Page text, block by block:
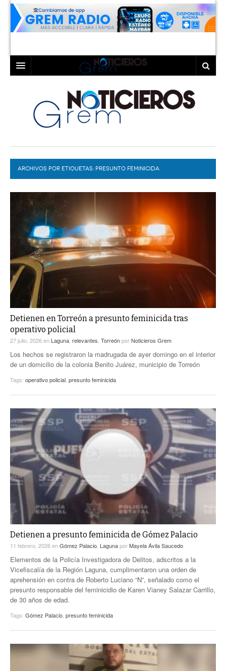
LAGUNA
TORREÓN
GÓMEZ PALACIO
LERDO
COAHUILA
DURANGO
DEPORTES
EXA
EL EXACTO
EXA INFORMA
GLOBO
CONTEXTOS
TRAYECTO LAGUNA
A MEDIA MAÑANA
A TODA LEY
ENTRE LAGUNEROS
DIÁLOGOS CON LA HISTORIA
TWEETS AND BEATS
LA MEJOR 97.1 ESTÉREO GALLITO
ACTUALIDADES GREM
PULSO
LA MEJOR INFORMACIÓN
COLABORADORES
PC29
ACTUALIDADES GREM
ARCHIVOS POR ETIQUETAS: PRESUNTO FEMINICIDA
Detienen en Torreón a presunto feminicida tras
operativo policial
27 julio, 2026en Laguna relevantes TorreónporNoticieros Grem
Los hechos se registraron la madrugada de ayer domingo en el interior
de un domicilio de la colonia Benito Juárez, municipio de Torreón
Tags: operativo policial presunto feminicida
Detienen a presunto feminicida de Gómez Palacio
11 febrero, 2026enGómez Palacio LagunaporMayela Ávila Saucedo
Elementos de la Policía Investigadora de Delitos, adscritos a la
Vicefiscalía de la Región Laguna, cumplimentaron una orden de
aprehensión en contra de Roberto Luciano “N”, señalado como el
presunto responsable del feminicidio de Karen Vianey Salazar Carrillo,
de 30 años de edad.
Tags: Gómez Palacio presunto feminicida